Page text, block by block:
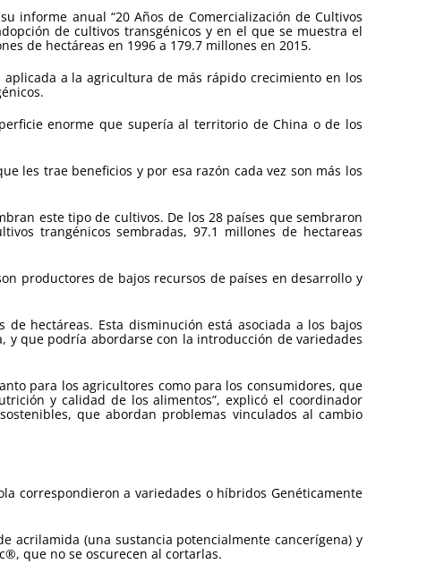
informe anual “20 Años de Comercialización de Cultivos
de cultivos transgénicos y en el que se muestra el
de hectáreas en 1996 a 179.7 millones en 2015.
a la agricultura de más rápido crecimiento en los
enorme que supería al territorio de China o de los
les trae beneficios y por esa razón cada vez son más los
este tipo de cultivos. De los 28 países que sembraron
trangénicos sembradas, 97.1 millones de hectareas
productores de bajos recursos de países en desarrollo y
hectáreas. Esta disminución está asociada a los bajos
y que podría abordarse con la introducción de variedades
para los agricultores como para los consumidores, que
y calidad de los alimentos”, explicó el coordinador
que abordan problemas vinculados al cambio
correspondieron a variedades o híbridos Genéticamente
acrilamida (una sustancia potencialmente cancerígena) y
que no se oscurecen al cortarlas.